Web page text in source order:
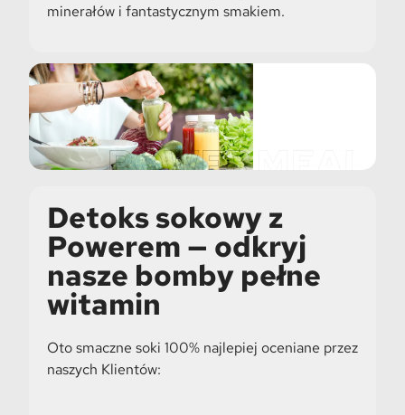
minerałów i fantastycznym smakiem.
Detoks sokowy z
Powerem — odkryj
nasze bomby pełne
witamin
Oto smaczne soki 100% najlepiej oceniane przez
naszych Klientów: